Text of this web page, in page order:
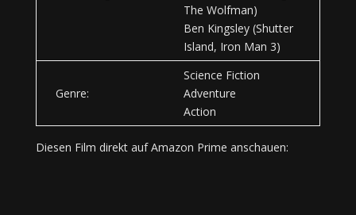
The Wolfman)
Ben Kingsley (Shutter
Island, Iron Man 3)
Genre:
Science Fiction
Adventure
Action
Diesen Film direkt auf Amazon Prime anschauen: